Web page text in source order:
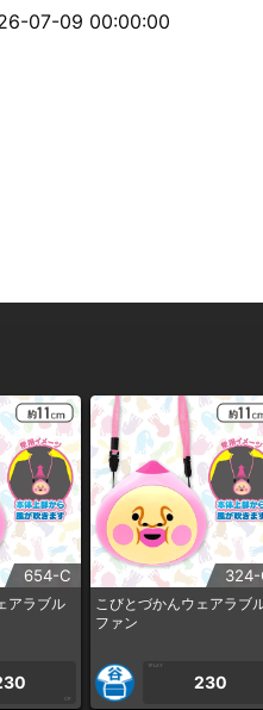
07-09 00:00:00
654-C
アラブル
CP
324-
こびとづかんウェアラブ
ファン
1PLAY
230